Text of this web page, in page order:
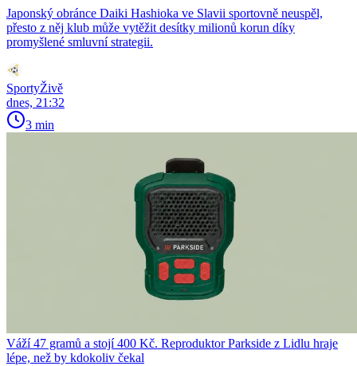
Japonský obránce Daiki Hashioka ve Slavii sportovně neuspěl,
přesto z něj klub může vytěžit desítky milionů korun díky
promyšlené smluvní strategii.
SportyŽivě
dnes, 21:32
3 min
Váží 47 gramů a stojí 400 Kč. Reproduktor Parkside z Lidlu hraje
lépe, než by kdokoliv čekal